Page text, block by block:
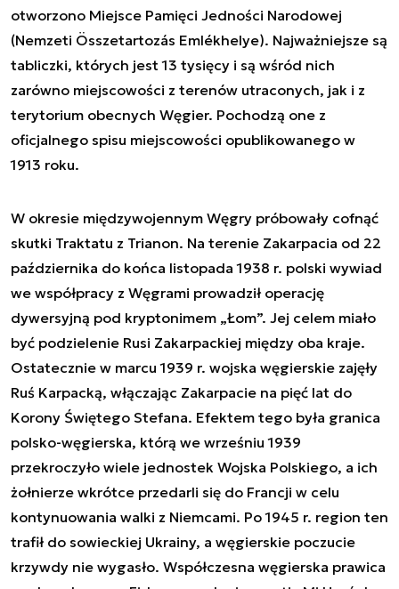
otworzono Miejsce Pamięci Jedności Narodowej
(Nemzeti Összetartozás Emlékhelye). Najważniejsze są
tabliczki, których jest 13 tysięcy i są wśród nich
zarówno miejscowości z terenów utraconych, jak i z
terytorium obecnych Węgier. Pochodzą one z
oficjalnego spisu miejscowości opublikowanego w
1913 roku.
W okresie międzywojennym Węgry próbowały cofnąć
skutki Traktatu z Trianon. Na terenie Zakarpacia od 22
października do końca listopada 1938 r. polski wywiad
we współpracy z Węgrami prowadził operację
dywersyjną pod kryptonimem „Łom”. Jej celem miało
być podzielenie Rusi Zakarpackiej między oba kraje.
Ostatecznie w marcu 1939 r. wojska węgierskie zajęły
Ruś Karpacką, włączając Zakarpacie na pięć lat do
Korony Świętego Stefana. Efektem tego była granica
polsko-węgierska, którą we wrześniu 1939
przekroczyło wiele jednostek Wojska Polskiego, a ich
żołnierze wkrótce przedarli się do Francji w celu
kontynuowania walki z Niemcami. Po 1945 r. region ten
trafił do sowieckiej Ukrainy, a węgierskie poczucie
krzywdy nie wygasło. Współczesna węgierska prawica